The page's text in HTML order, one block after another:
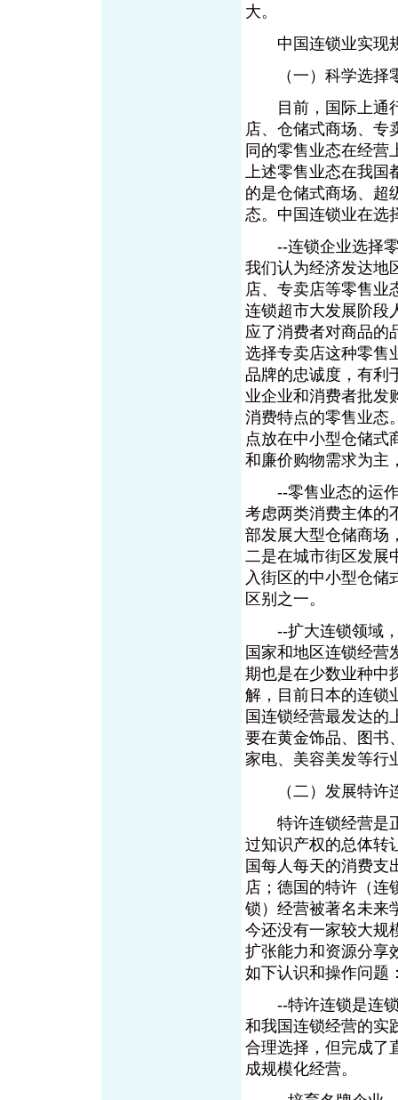
大。
中国连锁业实现
（一）科学选择零
目前，国际上通行
店、仓储式商场、专
同的零售业态在经营
上述零售业态在我国
的是仓储式商场、超
态。中国连锁业在选
--连锁企业选择零
我们认为经济发达地
店、专卖店等零售业
连锁超市大发展阶段
应了消费者对商品的
选择专卖店这种零售
品牌的忠诚度，有利
业企业和消费者批发
消费特点的零售业态
点放在中小型仓储式
和廉价购物需求为主
--零售业态的运作
考虑两类消费主体的
部发展大型仓储商场
二是在城市街区发展
入街区的中小型仓储
区别之一。
--扩大连锁领域，
国家和地区连锁经营
期也是在少数业种中
解，目前日本的连锁
国连锁经营最发达的
要在黄金饰品、图书
家电、美容美发等行
（二）发展特许连
特许连锁经营是正
过知识产权的总体转
国每人每天的消费支
店；德国的特许（连
锁）经营被著名未来
今还没有一家较大规
扩张能力和资源分享
如下认识和操作问题
--特许连锁是连锁
和我国连锁经营的实
合理选择，但完成了
成规模化经营。